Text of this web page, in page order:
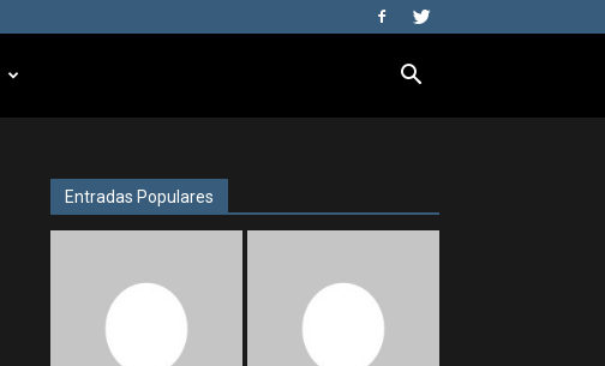
Entradas Populares